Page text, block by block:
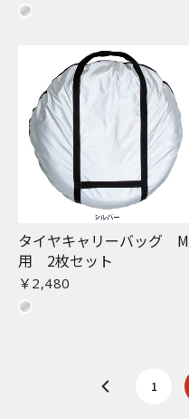
タイヤキャリーバッグ M
用 2枚セット
￥2,480
1